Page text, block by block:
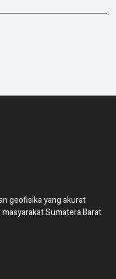
geofisika yang akurat
Sumatera Barat